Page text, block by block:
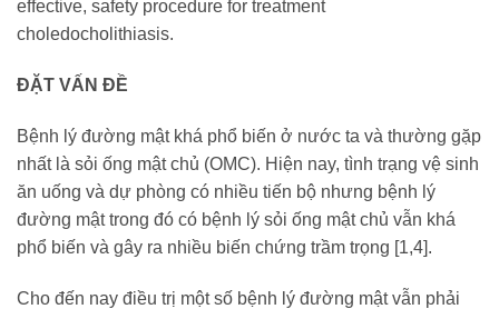
effective, safety procedure for treatment
choledocholithiasis.
ĐẶT VẤN ĐỀ
Bệnh lý đường mật khá phổ biến ở nước ta và thường gặp
nhất là sỏi ống mật chủ (OMC). Hiện nay, tình trạng vệ sinh
ăn uống và dự phòng có nhiều tiến bộ nhưng bệnh lý
đường mật trong đó có bệnh lý sỏi ống mật chủ vẫn khá
phổ biến và gây ra nhiều biến chứng trầm trọng [1,4].
Cho đến nay điều trị một số bệnh lý đường mật vẫn phải